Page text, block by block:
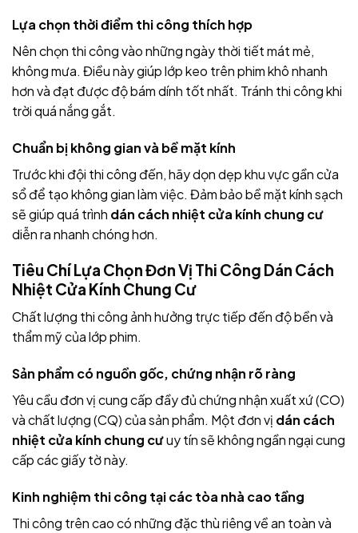
Lựa chọn thời điểm thi công thích hợp
Nên chọn thi công vào những ngày thời tiết mát mẻ,
không mưa. Điều này giúp lớp keo trên phim khô nhanh
hơn và đạt được độ bám dính tốt nhất. Tránh thi công khi
trời quá nắng gắt.
Chuẩn bị không gian và bề mặt kính
Trước khi đội thi công đến, hãy dọn dẹp khu vực gần cửa
sổ để tạo không gian làm việc. Đảm bảo bề mặt kính sạch
sẽ giúp quá trình dán cách nhiệt cửa kính chung cư
diễn ra nhanh chóng hơn.
Tiêu Chí Lựa Chọn Đơn Vị Thi Công Dán Cách
Nhiệt Cửa Kính Chung Cư
Chất lượng thi công ảnh hưởng trực tiếp đến độ bền và
thẩm mỹ của lớp phim.
Sản phẩm có nguồn gốc, chứng nhận rõ ràng
Yêu cầu đơn vị cung cấp đầy đủ chứng nhận xuất xứ (CO)
và chất lượng (CQ) của sản phẩm. Một đơn vị dán cách
nhiệt cửa kính chung cưuy tín sẽ không ngần ngại cung
cấp các giấy tờ này.
Kinh nghiệm thi công tại các tòa nhà cao tầng
Thi công trên cao có những đặc thù riêng về an toàn và